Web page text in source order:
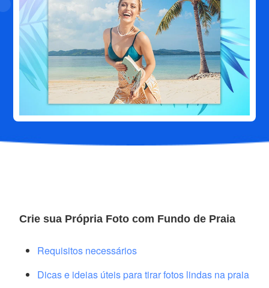
Crie sua Própria Foto com Fundo de Praia
Requisitos necessários
Dicas e ideias úteis para tirar fotos lindas na praia